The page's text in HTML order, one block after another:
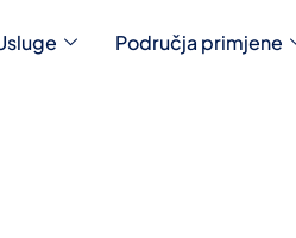
Područja primjene